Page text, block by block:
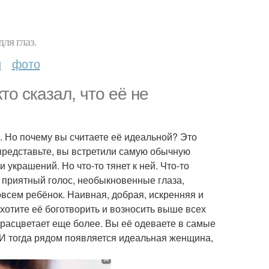
глаз.
фото
сказал, что её не
почему вы считаете её идеальной? Это
вы встретили самую обычную
Но что-то тянет к ней. Что-то
голос, необыкновенные глаза,
ребёнок. Наивная, добрая, искренняя и
её боготворить и возносить выше всех
еще более. Вы её одеваете в самые
тогда рядом появляется идеальная женщина,